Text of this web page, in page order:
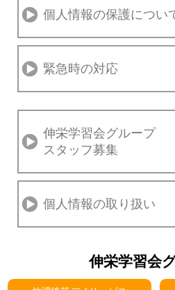
個人情報の保護につい
緊急時の対応
伸栄学習会グループ
スタッフ募集
個人情報の取り扱い
伸栄学習会